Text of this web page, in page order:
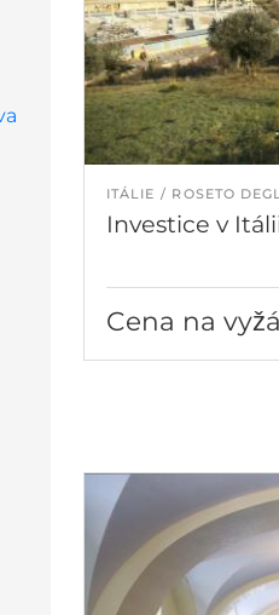
ITÁLIE ROSETO
Investice v
Cena na